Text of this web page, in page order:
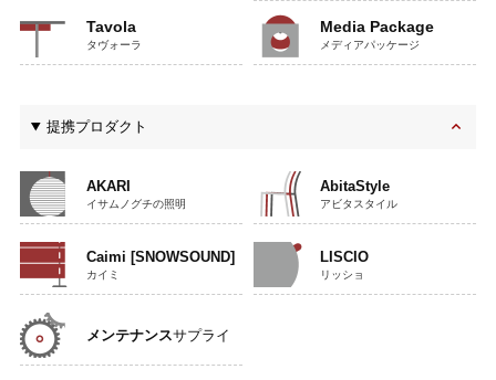
Tavola
タヴォーラ
Media Package
メディアパッケージ
提携プロダクト
AKARI
イサムノグチの照明
AbitaStyle
アビタスタイル
Caimi [SNOWSOUND]
カイミ
LISCIO
リッショ
メンテナンスサプライ